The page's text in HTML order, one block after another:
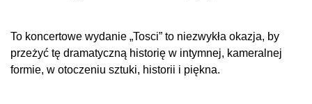
To koncertowe wydanie „Tosci” to niezwykła okazja, by
przeżyć tę dramatyczną historię w intymnej, kameralnej
formie, w otoczeniu sztuki, historii i piękna.